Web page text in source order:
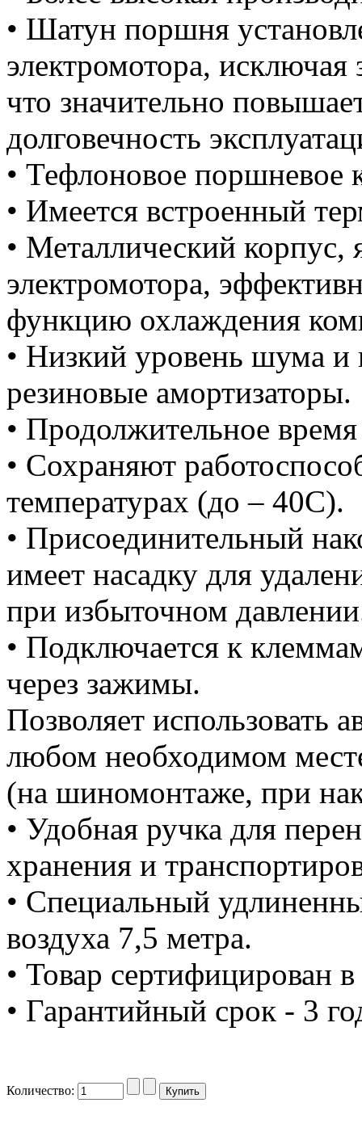
• Шатун поршня
электромотора, исключая
что значительно
долговечность
• Тефлоновое поршневое
• Имеется встроенный
• Металлический
электромотора,
функцию охлаждения
• Низкий уровень шума и
резиновые амортизаторы.
• Продолжительное
• Сохраняют
температурах (до – 40С).
• Присоединительный
имеет насадку для
при избыточном
• Подключается к
через зажимы.
Позволяет использовать
любом необходимом
(на шиномонтаже, при
• Удобная ручка для
хранения и
• Специальный
воздуха 7,5 метра.
• Товар сертифицирован
• Гарантийный срок - 3
Количество: